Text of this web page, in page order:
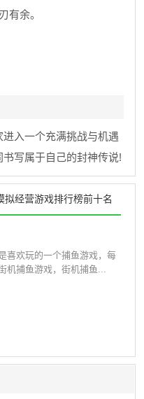
有余。
入一个充满挑战与机遇
写属于自己的封神传说!
拟经营游戏排行榜前十名
喜欢玩的一个捕鱼游戏，每
机捕鱼游戏，街机捕鱼...